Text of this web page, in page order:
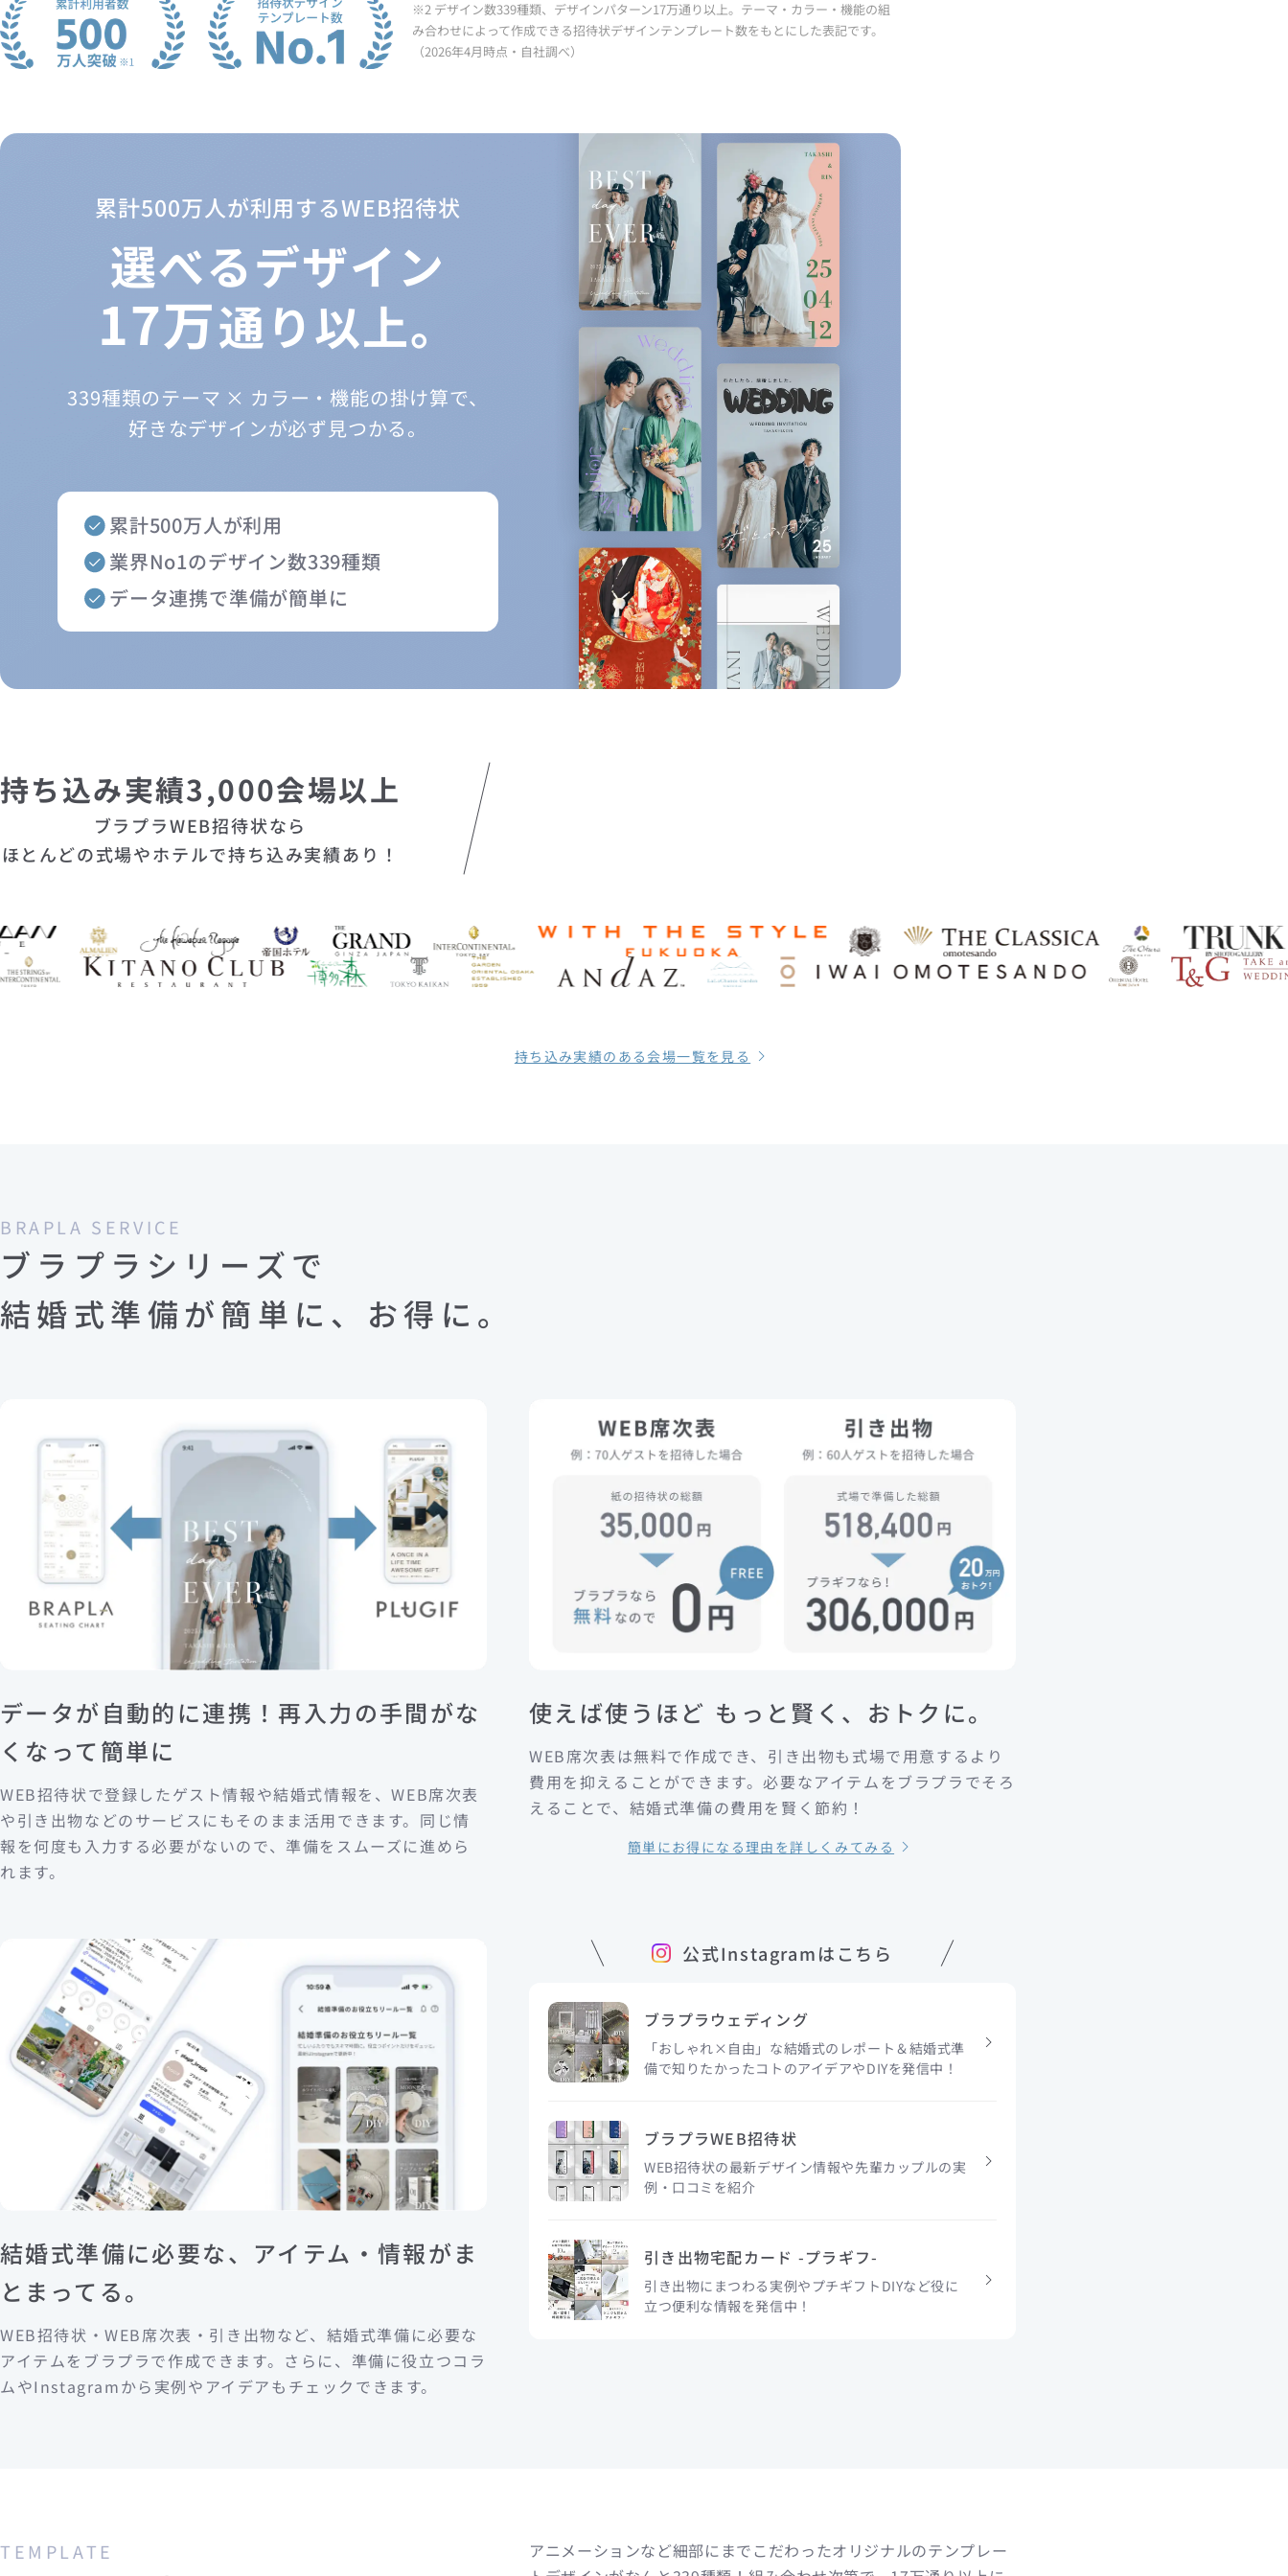
※2 デザイン数339種類、デザインパターン17万通り以上。テーマ・カラー・機能の組
み合わせによって作成できる招待状デザインテンプレート数をもとにした表記です。
（2026年4月時点・自社調べ）
累計500万人が利用するWEB招待状
選べるデザイン
17万通り以上。
339種類のテーマ × カラー・機能の掛け算で、
好きなデザインが必ず見つかる。
累計500万人が利用
業界No1のデザイン数339種類
データ連携で準備が簡単に
持ち込み実績3,000会場以上
ブラプラWEB招待状なら
ほとんどの式場やホテルで持ち込み実績あり！
持ち込み実績のある会場一覧を見る
BRAPLA SERVICE
ブラプラシリーズで
結婚式準備が簡単に、お得に。
データが自動的に連携！再入力の手間がな
くなって簡単に
WEB招待状で登録したゲスト情報や結婚式情報を、WEB席次表
や引き出物などのサービスにもそのまま活用できます。同じ情
報を何度も入力する必要がないので、準備をスムーズに進めら
れます。
使えば使うほど もっと賢く、おトクに。
WEB席次表は無料で作成でき、引き出物も式場で用意するより
費用を抑えることができます。必要なアイテムをブラプラでそろ
えることで、結婚式準備の費用を賢く節約！
簡単にお得になる理由を詳しくみてみる
結婚式準備に必要な、アイテム・情報がま
とまってる。
WEB招待状・WEB席次表・引き出物など、結婚式準備に必要な
アイテムをブラプラで作成できます。さらに、準備に役立つコラ
ムやInstagramから実例やアイデアもチェックできます。
公式Instagramはこちら
ブラプラウェディング
「おしゃれ×自由」な結婚式のレポート＆結婚式準
備で知りたかったコトのアイデアやDIYを発信中！
ブラプラWEB招待状
WEB招待状の最新デザイン情報や先輩カップルの実
例・口コミを紹介
引き出物宅配カード -プラギフ-
引き出物にまつわる実例やプチギフトDIYなど役に
立つ便利な情報を発信中！
TEMPLATE
アニメーションなど細部にまでこだわったオリジナルのテンプレー
ブラプラウェディング
パーティードレス通販 -プラドレ-
パーティードレスレンタル -プラドレ for ONCE-
イベントインビ
イベントシート
ブラプラシェア
ブラプラペーパーアイテムズ